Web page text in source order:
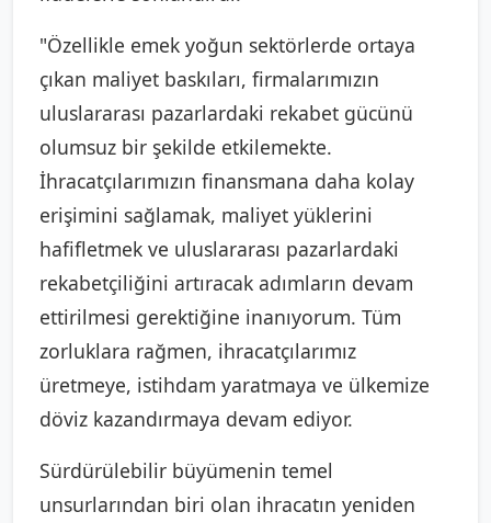
"Özellikle emek yoğun sektörlerde ortaya
çıkan maliyet baskıları, firmalarımızın
uluslararası pazarlardaki rekabet gücünü
olumsuz bir şekilde etkilemekte.
İhracatçılarımızın finansmana daha kolay
erişimini sağlamak, maliyet yüklerini
hafifletmek ve uluslararası pazarlardaki
rekabetçiliğini artıracak adımların devam
ettirilmesi gerektiğine inanıyorum. Tüm
zorluklara rağmen, ihracatçılarımız
üretmeye, istihdam yaratmaya ve ülkemize
döviz kazandırmaya devam ediyor.
Sürdürülebilir büyümenin temel
unsurlarından biri olan ihracatın yeniden